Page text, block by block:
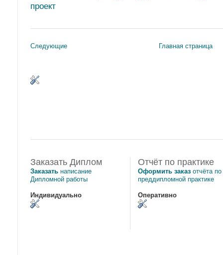
проект
Следующие Главная страница
Заказать Диплом
Заказать написание
Дипломной работы
Индивидуально
Отчёт по практике
Оформить заказ отчёта по
преддипломной практике
Оперативно